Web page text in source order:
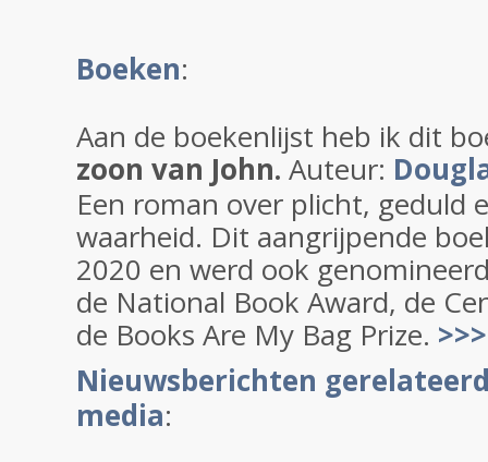
Boeken:
Aan de boekenlijst heb ik dit
zoon van John. Auteur:
Een roman over plicht, geduld
waarheid. Dit aangrijpende
2020 en werd ook
de National Book Award, de
de Books Are My Bag Prize.
Nieuwsberichten
media: